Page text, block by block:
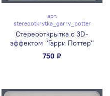
арт.
stereootkrytka_garry_potter
Стереооткрытка с 3D-
эффектом "Гарри Поттер"
750 ₽